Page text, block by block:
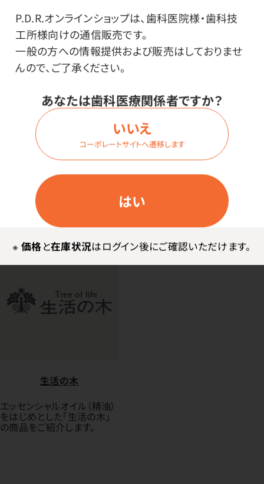
P.D.R.オンラインショップは、歯科医院様・歯科技
工所様向けの通信販売です。
一般の方への情報提供および販売はしておりませ
んので、ご了承ください。
あなたは歯科医療関係者ですか？
はい
いいえ
コーポレートサイトへ遷移します
※ 価格と在庫状況はログイン後にご確認いただけます。
※お風呂に使用できますが、お肌の弱い方は低い濃度で
試してからお使いください。
※植物油で希釈してマッサージ（トリートメント）に使用で
ください。
※刺激性があるため、少量でのご使用をおすすめします。
特に敏感肌、アレルギー体質の方やお子さまはご注意く
ださい。また、ご使用前にパッチテスト（皮膚試験）をおす
※開封後12ヶ月以内を目安にご使用ください。
生活の木
エッセンシャルオイル（精油）
をはじめとした「生活の木」
の商品をご紹介します。